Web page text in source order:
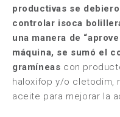
productivas se
controlar isoca
una manera de
máquina, se sumó el
gramíneas con
haloxifop y/o cletodim,
aceite para mejorar la